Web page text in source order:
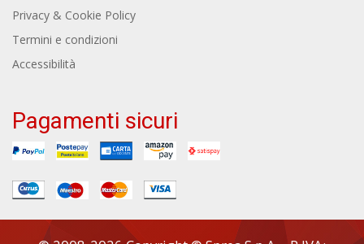
Privacy & Cookie Policy
Termini e condizioni
Accessibilità
Pagamenti sicuri